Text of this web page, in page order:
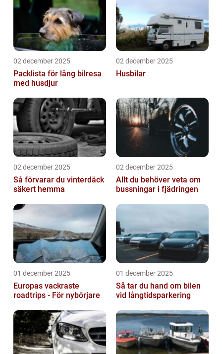
02 december 2025
Packlista för lång bilresa
med husdjur
02 december 2025
Husbilar
02 december 2025
Så förvarar du vinterdäck
säkert hemma
02 december 2025
Allt du behöver veta om
bussningar i fjädringen
01 december 2025
Europas vackraste
roadtrips - För nybörjare
01 december 2025
Så tar du hand om bilen
vid långtidsparkering